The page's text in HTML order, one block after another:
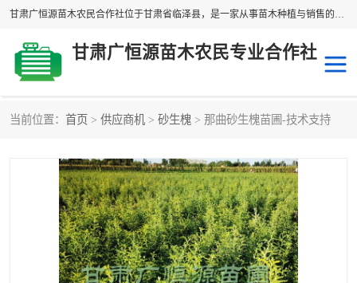
甘肃广恒源苗木农民合作社位于甘肃省临泽县，是一家从事苗木种植与销售的农民合作组织，合作社拥有苗木基地1500多亩，种植苗木品种40多个，年产各类苗木2000多万株。主营：白刺苗、红柳苗、梭梭苗等，我们以“种植一流的苗子，诚信经营”的经营理念，竭诚为每一位客户做优质的服务，欢迎来电咨询！
甘肃广恒源苗木农民专业合作社
当前位置： 首页 > 供应商机 > 砂生槐 > 那曲砂生槐苗圃-技术支持
圆冠榆 柠条
白刺苗
沙枣树 红柳苗